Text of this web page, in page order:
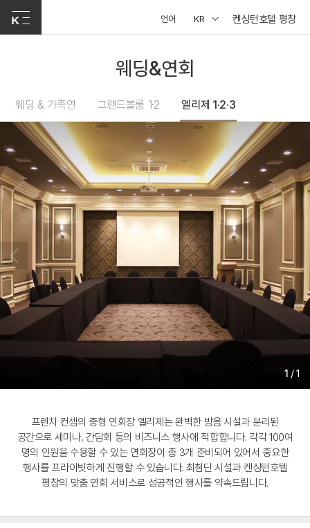
언어 KR 켄싱턴호텔 평창
웨딩&연회
웨딩 & 가족연 그랜드볼룸 1·2 엘리제 1·2·3
1 /1
프렌치 컨셉의 중형 연회장 엘리제는 완벽한 방음 시설과 분리된
공간으로 세미나, 간담회 등의 비즈니스 행사에 적합합니다. 각각 100여
명의 인원을 수용할 수 있는 연회장이 총 3개 준비되어 있어서 중요한
행사를 프라이빗하게 진행할 수 있습니다. 최첨단 시설과 켄싱턴호텔
평창의 맞춤 연회 서비스로 성공적인 행사를 약속드립니다.